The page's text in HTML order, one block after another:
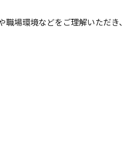
場環境などをご理解いただき